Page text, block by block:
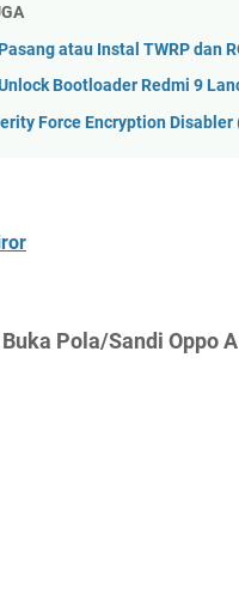
atau Instal TWRP dan
Bootloader Redmi 9
Force Encryption
Pola/Sandi Oppo